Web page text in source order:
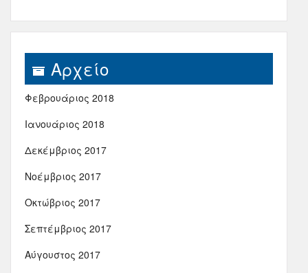
Αρχείο
Φεβρουάριος 2018
Ιανουάριος 2018
Δεκέμβριος 2017
Νοέμβριος 2017
Οκτώβριος 2017
Σεπτέμβριος 2017
Αύγουστος 2017